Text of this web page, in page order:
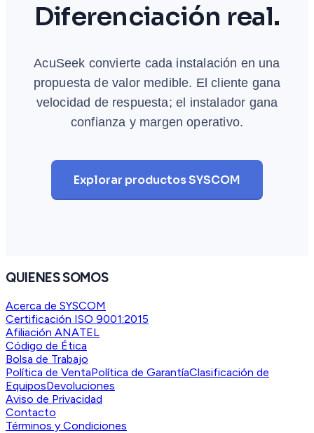
Diferenciación real.
AcuSeek convierte cada instalación en una
propuesta de valor medible. El cliente gana
velocidad de respuesta; el instalador gana
confianza y margen operativo.
Explorar productos SYSCOM
QUIENES SOMOS
Acerca de SYSCOM
Certificación ISO 9001:2015
Afiliación ANATEL
Código de Ética
Bolsa de Trabajo
Política de VentaPolítica de GarantíaClasificación de
EquiposDevoluciones
Aviso de Privacidad
Contacto
Términos y Condiciones